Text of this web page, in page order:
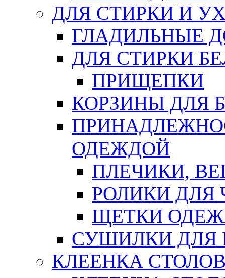
ДЛЯ СТИРКИ И
ГЛАДИЛЬНЫЕ
ДЛЯ СТИРКИ
ПРИЩЕПКИ
КОРЗИНЫ ДЛЯ
ОДЕЖДОЙ
ПЛЕЧИКИ,
РОЛИКИ ДЛЯ
ЩЕТКИ
СУШИЛКИ ДЛЯ
КЛЕЕНКА